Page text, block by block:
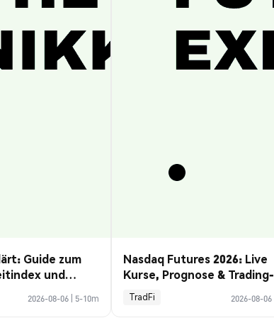
Guide zum
und
2026-08-06 5-10m
Nasdaq Futures 2026: Live
Kurse, Prognose & Trading-
Guide
TradFi 2026-08-06